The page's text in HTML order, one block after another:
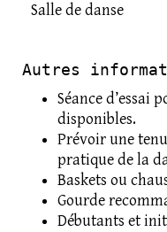
Salle de danse
Autres
Séance d’essai
disponibles.
Prévoir une
pratique de la
Baskets ou
Gourde
Débutants et